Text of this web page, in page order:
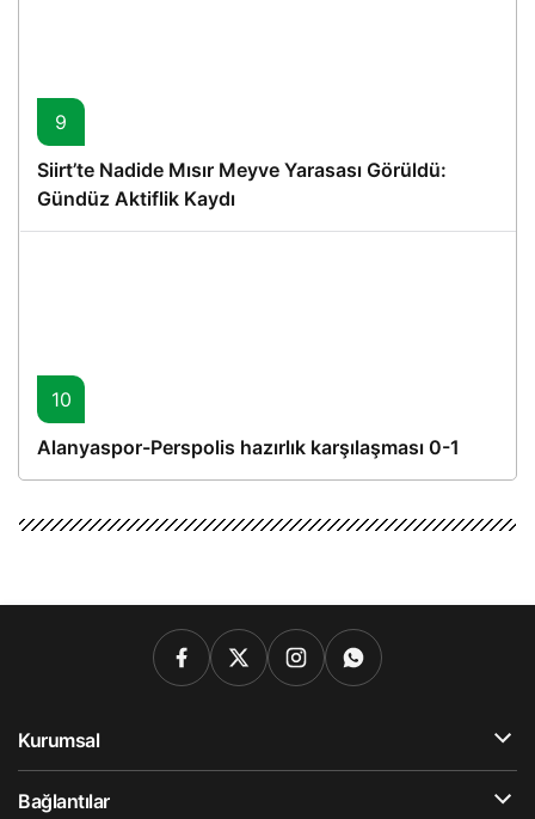
9
Siirt’te Nadide Mısır Meyve Yarasası Görüldü:
Gündüz Aktiflik Kaydı
10
Alanyaspor-Perspolis hazırlık karşılaşması 0-1
Kurumsal
Bağlantılar